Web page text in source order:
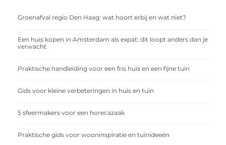
Groenafval regio Den Haag: wat hoort erbij en wat niet?
Een huis kopen in Amsterdam als expat: dit loopt anders dan je
verwacht
Praktische handleiding voor een fris huis en een fijne tuin
Gids voor kleine verbeteringen in huis en tuin
5 sfeermakers voor een horecazaak
Praktische gids voor wooninspiratie en tuinideeën